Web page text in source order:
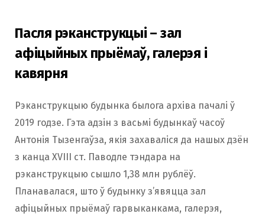
Пасля рэканструкцыі – зал
афіцыйных прыёмаў, галерэя і
кавярня
Рэканструкцыю будынка былога архіва пачалі ў
2019 годзе. Гэта адзін з васьмі будынкаў часоў
Антонія Тызенгаўза, якія захаваліся да нашых дзён
з канца XVIII ст. Паводле тэндара на
рэканструкцыю сышло 1,38 млн рублёў.
Планавалася, што ў будынку з’явяцца зал
афіцыйных прыёмаў гарвыканкама, галерэя,